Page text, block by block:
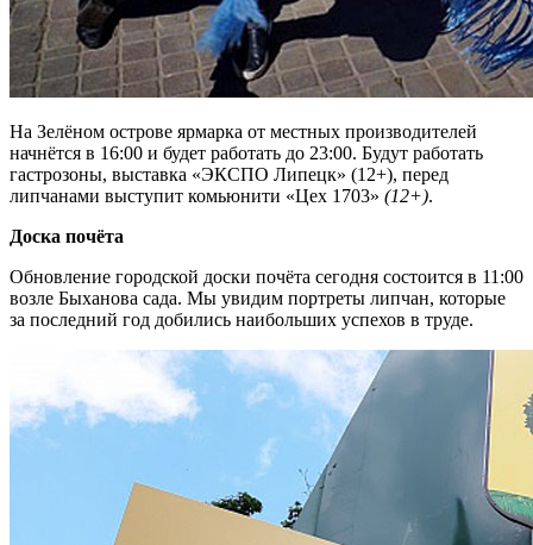
На Зелёном острове ярмарка от местных производителей
начнётся в 16:00 и будет работать до 23:00. Будут работать
гастрозоны, выставка «ЭКСПО Липецк» (12+), перед
липчанами выступит комьюнити «Цех 1703» (12+).
Доска почёта
Обновление городской доски почёта сегодня состоится в 11:00
возле Быханова сада. Мы увидим портреты липчан, которые
за последний год добились наибольших успехов в труде.